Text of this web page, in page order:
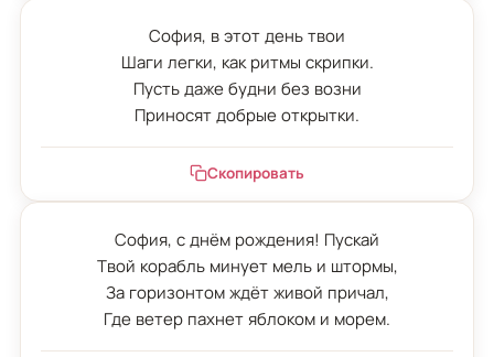
София, в этот день твои
Шаги легки, как ритмы скрипки.
Пусть даже будни без возни
Приносят добрые открытки.
Скопировать
София, с днём рождения! Пускай
Твой корабль минует мель и штормы,
За горизонтом ждёт живой причал,
Где ветер пахнет яблоком и морем.